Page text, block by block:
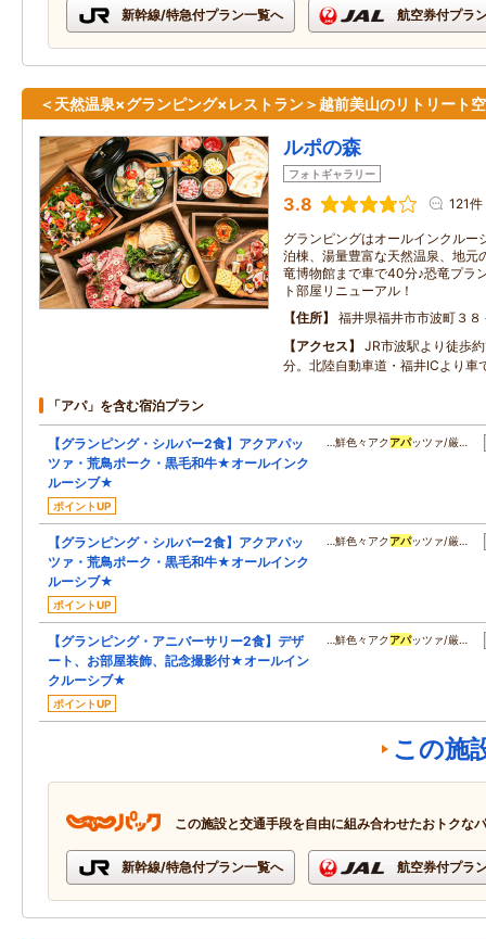
新幹線/特急付プラン一覧へ 航空券付プラ
＜天然温泉×グランピング×レストラン＞越前美山のリトリート
ルポの森
フォトギャラリー
3.8 121件
グランピングはオールインクルー
泊棟、湯量豊富な天然温泉、地元
竜博物館まで車で40分♪恐竜プラ
ト部屋リニューアル！
住所
福井県福井市市波町３８
アクセス
JR市波駅より徒歩
分。北陸自動車道・福井ICより車
「アパ」を含む宿泊プラン
【グランピング・シルバー2食】アクアパッ
ツァ・荒鳥ポーク・黒毛和牛★オールインク
ルーシブ★
ポイントUP
…鮮色々アクアパッツァ/厳…
【グランピング・シルバー2食】アクアパッ
ツァ・荒鳥ポーク・黒毛和牛★オールインク
ルーシブ★
ポイントUP
…鮮色々アクアパッツァ/厳…
【グランピング・アニバーサリー2食】デザ
ート、お部屋装飾、記念撮影付★オールイン
クルーシブ★
ポイントUP
…鮮色々アクアパッツァ/厳…
この施
この施設と交通手段を自由に組み合わせたおトクな
新幹線/特急付プラン一覧へ 航空券付プラ